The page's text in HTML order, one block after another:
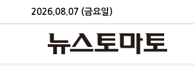
2026.08.07 (금요일)